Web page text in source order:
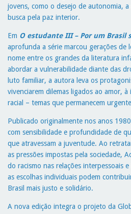
jovens, como o desejo de autonomia,
busca pela paz interior.
Em O estudante III – Por um Brasil
aprofunda a série marcou gerações de
nome entre os grandes da literatura
abordar a vulnerabilidade diante das
luto familiar, a autora leva os
vivenciarem dilemas ligados ao amor,
racial – temas que permanecem
Publicado originalmente nos anos
com sensibilidade e profundidade de
que atravessam a juventude. Ao
as pressões impostas pela sociedade,
do racismo nas relações interpessoais
as escolhas individuais podem
Brasil mais justo e solidário.
A nova edição integra o projeto da